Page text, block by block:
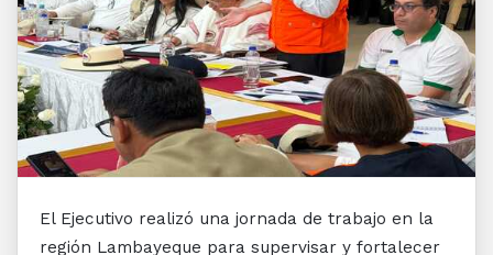
El Ejecutivo realizó una jornada de trabajo en la
región Lambayeque para supervisar y fortalecer